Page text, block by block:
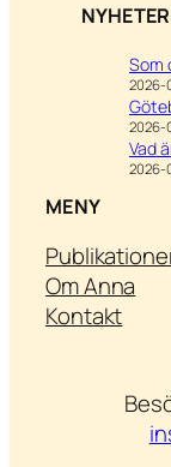
NYHETER
Som
2026-
2026-
Vad
2026-
MENY
Om Anna
Kontakt